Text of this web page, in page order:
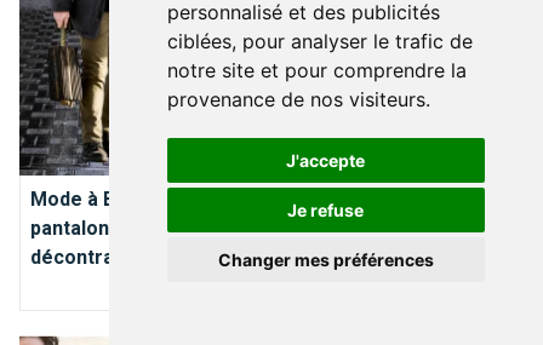
personnalisé et des publicités
ciblées, pour analyser le trafic de
notre site et pour comprendre la
provenance de nos visiteurs.
J'accepte
Je refuse
Changer mes préférences
Mode à Bruxelles : le duo chemise casual et
pantalon chino, entre élégance urbaine et
décontraction maîtrisée